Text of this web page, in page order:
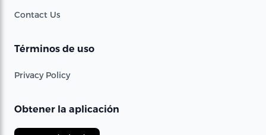
Contact Us
Términos de uso
Privacy Policy
Obtener la aplicación